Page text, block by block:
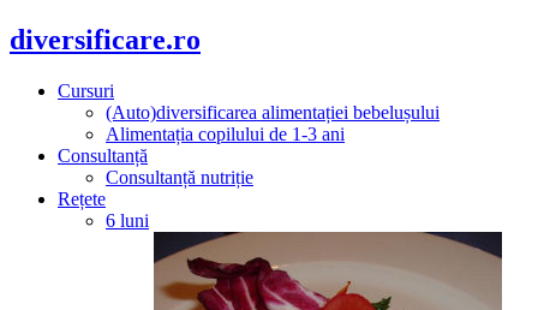
diversificare.ro
Cursuri
(Auto)diversificarea alimentației bebelușului
Alimentația copilului de 1-3 ani
Consultanță
Consultanță nutriție
Rețete
6 luni